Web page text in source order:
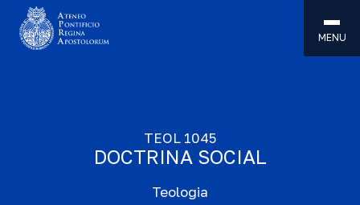
MENU
TEOL 1045
DOCTRINA SOCIAL
Teologia